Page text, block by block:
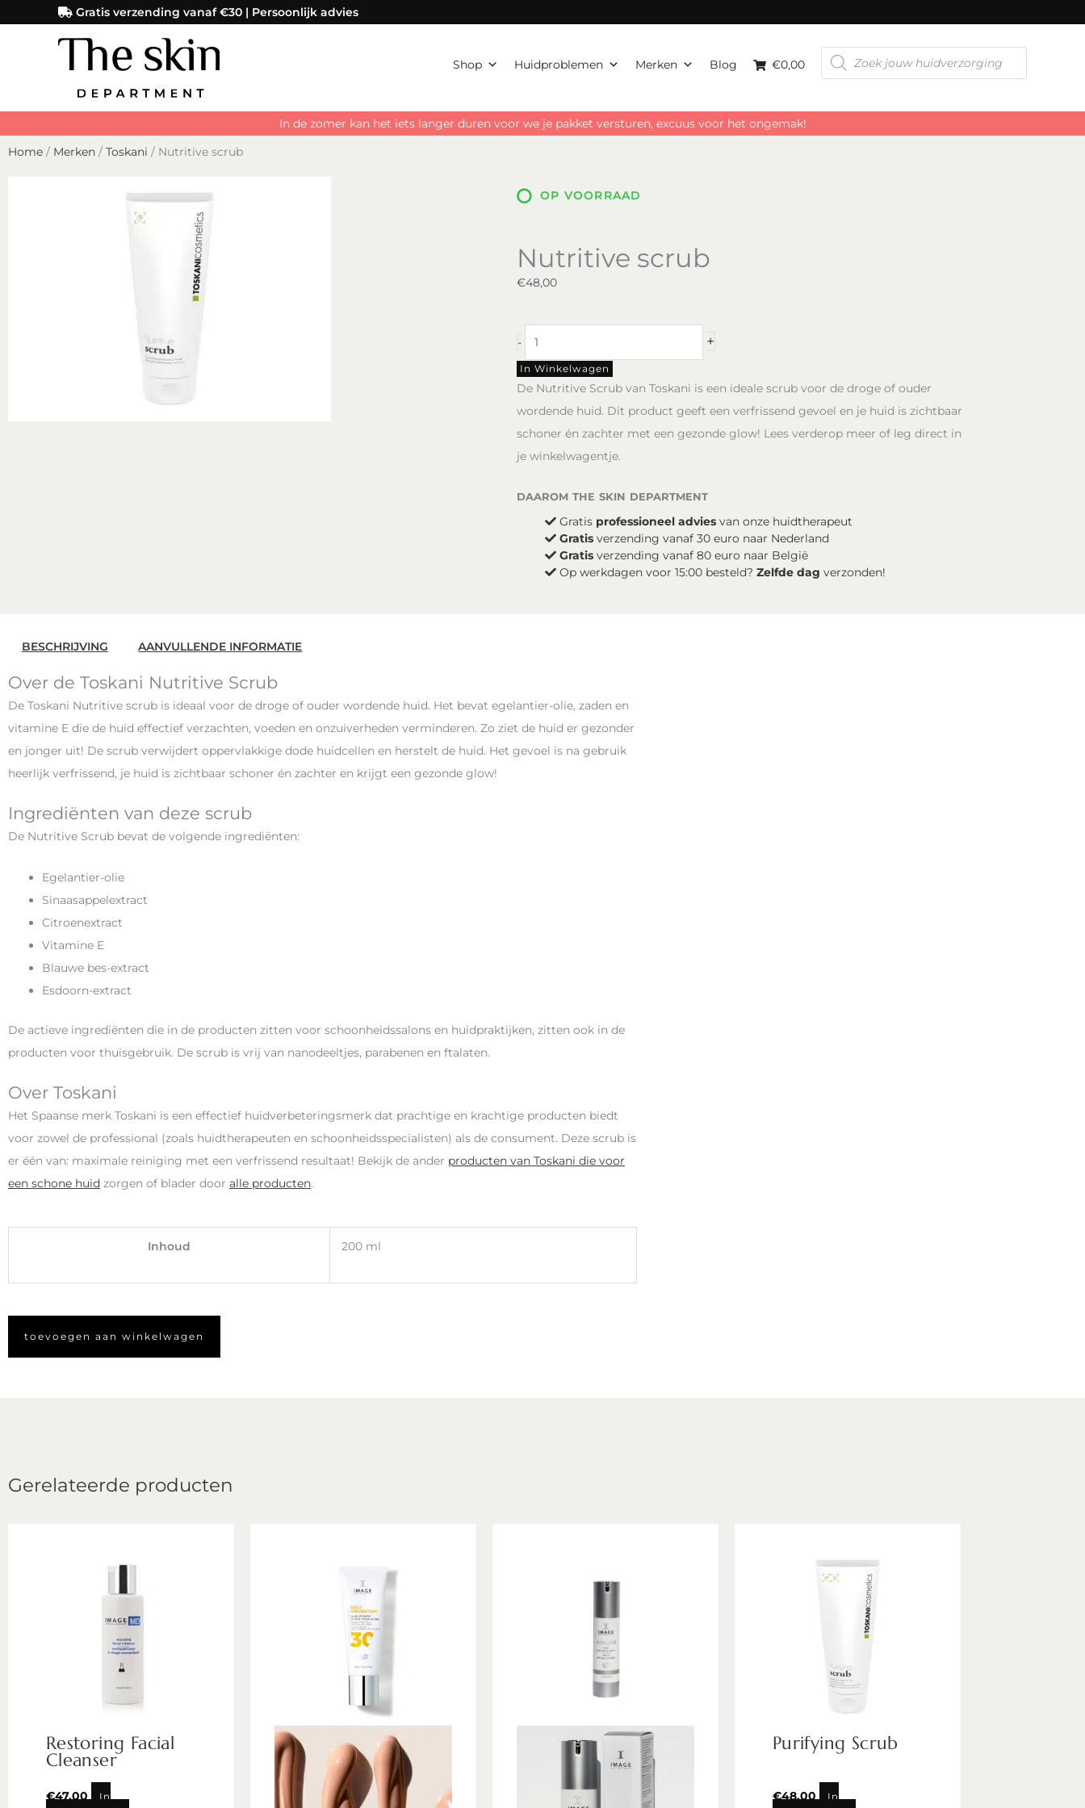
naar
Gratis verzending vanaf €30 | Persoonlijk advies
Shop Huidproblemen Merken Blog €0,00
Producten
zoeken
In de zomer kan het iets langer duren voor we je pakket versturen, excuus voor het ongemak!
Home / Merken / Toskani / Nutritive scrub
OP VOORRAAD
Nutritive scrub
€48,00
-
scrub
aantal
+
In Winkelwagen
De Nutritive Scrub van Toskani is een ideale scrub voor de droge of ouder
wordende huid. Dit product geeft een verfrissend gevoel en je huid is zichtbaar
schoner én zachter met een gezonde glow! Lees verderop meer of leg direct in
je winkelwagentje.
daarom the skin department
Gratis professioneel advies van onze huidtherapeut
Gratis verzending vanaf 30 euro naar Nederland
Gratis verzending vanaf 80 euro naar België
Op werkdagen voor 15:00 besteld? Zelfde dag verzonden!
BESCHRIJVING AANVULLENDE INFORMATIE
Over de Toskani Nutritive Scrub
De Toskani Nutritive scrub is ideaal voor de droge of ouder wordende huid. Het bevat egelantier-olie, zaden en
vitamine E die de huid effectief verzachten, voeden en onzuiverheden verminderen. Zo ziet de huid er gezonder
en jonger uit! De scrub verwijdert oppervlakkige dode huidcellen en herstelt de huid. Het gevoel is na gebruik
heerlijk verfrissend, je huid is zichtbaar schoner én zachter en krijgt een gezonde glow!
Ingrediënten van deze scrub
De Nutritive Scrub bevat de volgende ingrediënten:
Egelantier-olie
Sinaasappelextract
Citroenextract
Vitamine E
Blauwe bes-extract
Esdoorn-extract
De actieve ingrediënten die in de producten zitten voor schoonheidssalons en huidpraktijken, zitten ook in de
producten voor thuisgebruik. De scrub is vrij van nanodeeltjes, parabenen en ftalaten.
Over Toskani
Het Spaanse merk Toskani is een effectief huidverbeteringsmerk dat prachtige en krachtige producten biedt
voor zowel de professional (zoals huidtherapeuten en schoonheidsspecialisten) als de consument. Deze scrub is
er één van: maximale reiniging met een verfrissend resultaat! Bekijk de ander producten van Toskani die voor
een schone huid zorgen of blader door alle producten.
Inhoud 200 ml
toevoegen aan winkelwagen
Gerelateerde producten
Restoring Facial
Cleanser
€47,00
In
Purifying Scrub
€48,00
In